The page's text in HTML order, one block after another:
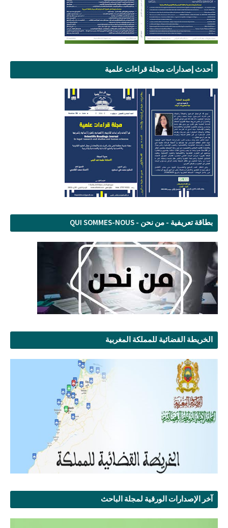
أحدث إصدارات مجلة قراءات علمية
بطاقة تعريفية - من نحن - QUI SOMMES-NOUS
الخريطة القضائية للمملكة المغربية
آخر الإصدارات الورقية لمجلة الباحث